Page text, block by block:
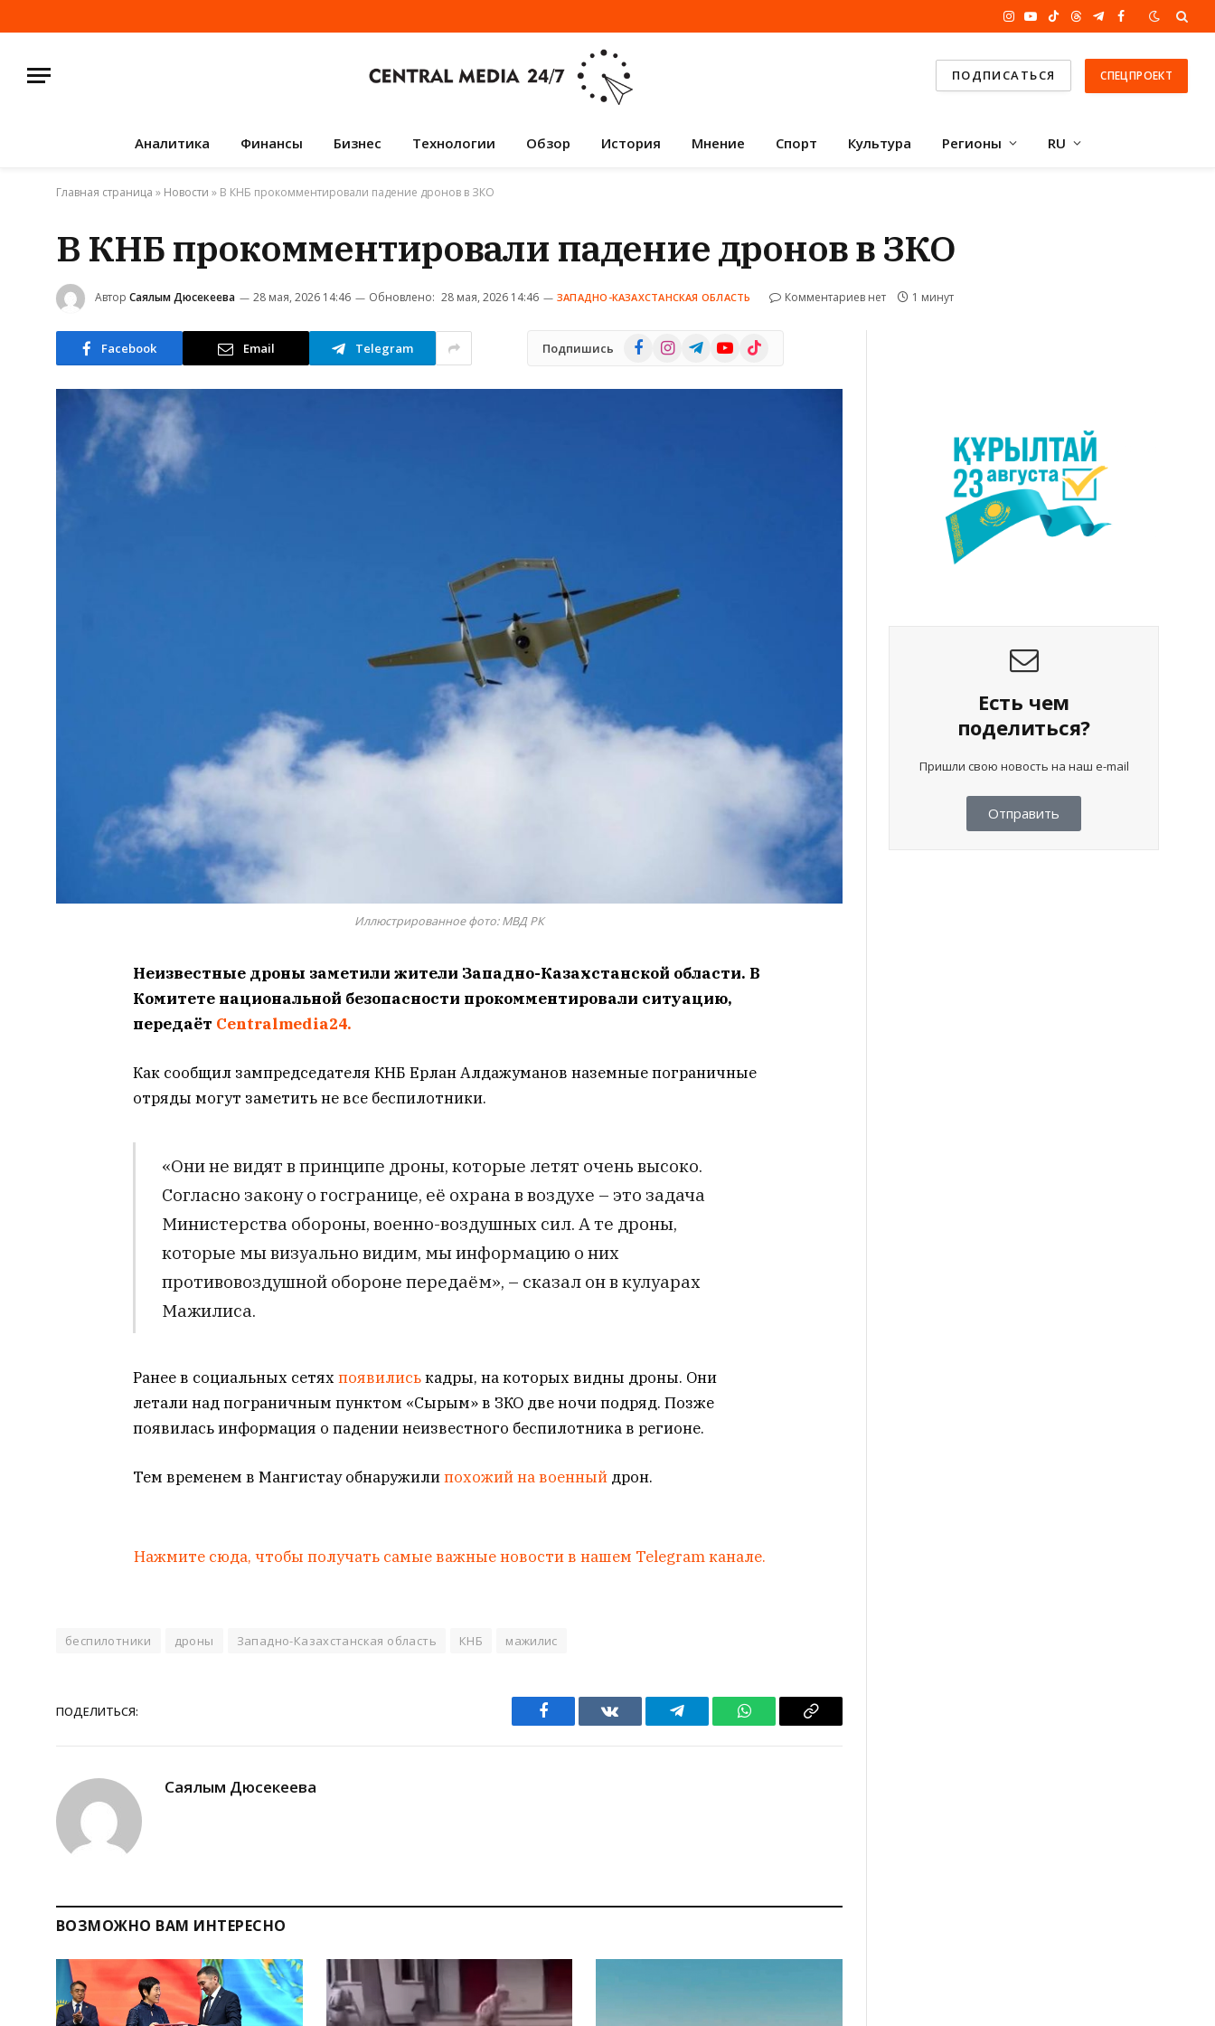
Instagram
YouTube
TikTokThreadsTelegram
Facebook
ПОДПИСАТЬСЯ СПЕЦПРОЕКТ
Аналитика Финансы Бизнес Технологии Обзор История Мнение Спорт Культура Регионы RU
Главная страница » Новости » В КНБ прокомментировали падение дронов в ЗКО
В КНБ прокомментировали падение дронов в ЗКО
Автор Саялым Дюсекеева 28 мая, 2026 14:46 Обновлено: 28 мая, 2026 14:46 ЗАПАДНО-КАЗАХСТАНСКАЯ ОБЛАСТЬ Комментариев нет 1 минут
Facebook Email Telegram Подпишись FacebookInstagramTelegramYouTube
TikTok
Иллюстрированное фото: МВД РК
Неизвестные дроны заметили жители Западно-Казахстанской области. В
Комитете национальной безопасности прокомментировали ситуацию,
передаёт Centralmedia24.
Как сообщил зампредседателя КНБ Ерлан Алдажуманов наземные пограничные
отряды могут заметить не все беспилотники.
«Они не видят в принципе дроны, которые летят очень высоко.
Согласно закону о госгранице, её охрана в воздухе – это задача
Министерства обороны, военно-воздушных сил. А те дроны,
которые мы визуально видим, мы информацию о них
противовоздушной обороне передаём», – сказал он в кулуарах
Мажилиса.
Ранее в социальных сетях появилиськадры, на которых видны дроны. Они
летали над пограничным пунктом «Сырым» в ЗКО две ночи подряд. Позже
появилась информация о падении неизвестного беспилотника в регионе.
Тем временем в Мангистау обнаружилипохожий на военный дрон.
Нажмите сюда, чтобы получать самые важные новости в нашем Telegram канале.
беспилотники дроны Западно-Казахстанская область КНБ мажилис
ПОДЕЛИТЬСЯ:
Facebook VKontakteTelegram WhatsAppCopy
Саялым Дюсекеева
ВОЗМОЖНО ВАМ ИНТЕРЕСНО
Есть чем
поделиться?
Пришли свою новость на наш e-mail
Отправить